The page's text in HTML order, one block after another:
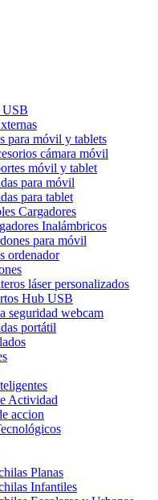
USB
para móvil y tablets
cámara móvil
móvil y tablet
para móvil
para tablet
Cargadores
Inalámbricos
para móvil
ordenador
láser personalizados
Hub USB
seguridad webcam
portátil
Actividad
accion
Planas
Infantiles